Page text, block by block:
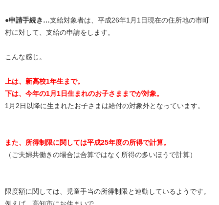
●申請手続き…支給対象者は、平成26年1月1日現在の住所地の市町
村に対して、支給の申請をします。
こんな感じ。
上は、新高校1年生まで。
下は、今年の1月1日生まれのお子さままでが対象。
1月2日以降に生まれたお子さまは給付の対象外となっています。
また、 所得制限に関しては平成25年度の所得で計算。
（ご夫婦共働きの場合は合算ではなく所得の多いほうで計算）
限度額に関しては、児童手当の所得制限と連動しているようです。